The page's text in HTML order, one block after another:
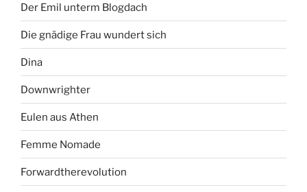
Der Emil unterm Blogdach
Die gnädige Frau wundert sich
Dina
Downwrighter
Eulen aus Athen
Femme Nomade
Forwardtherevolution